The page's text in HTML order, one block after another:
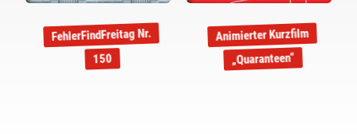
FehlerFindFreitag Nr.
150
Animierter Kurzfilm
„Quaranteen“